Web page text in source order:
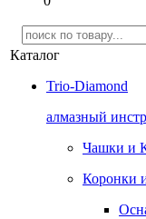
Каталог
Trio-Diamond
алмазный
Чашки и
Коронки